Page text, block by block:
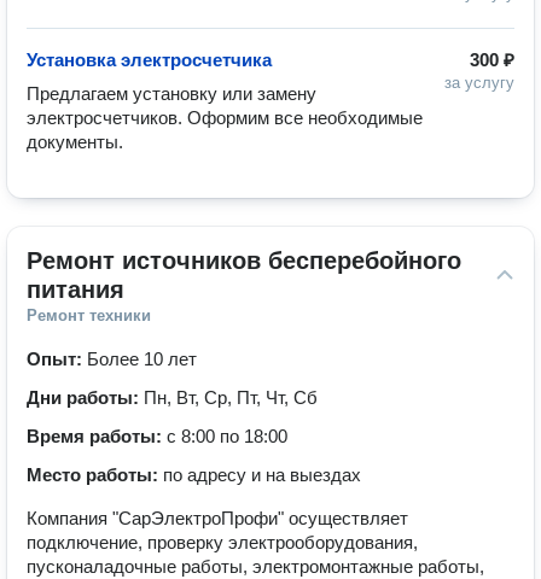
300 ₽
за услугу
Установка электросчетчика
Предлагаем установку или замену
электросчетчиков. Оформим все необходимые
документы.
Ремонт источников бесперебойного
питания
Ремонт техники
Опыт: Более 10 лет
Дни работы: Пн, Вт, Ср, Пт, Чт, Сб
Время работы: с 8:00 по 18:00
Место работы: по адресу и на выездах
Компания "СарЭлектроПрофи" осуществляет
подключение, проверку электрооборудования,
пусконаладочные работы, электромонтажные работы,